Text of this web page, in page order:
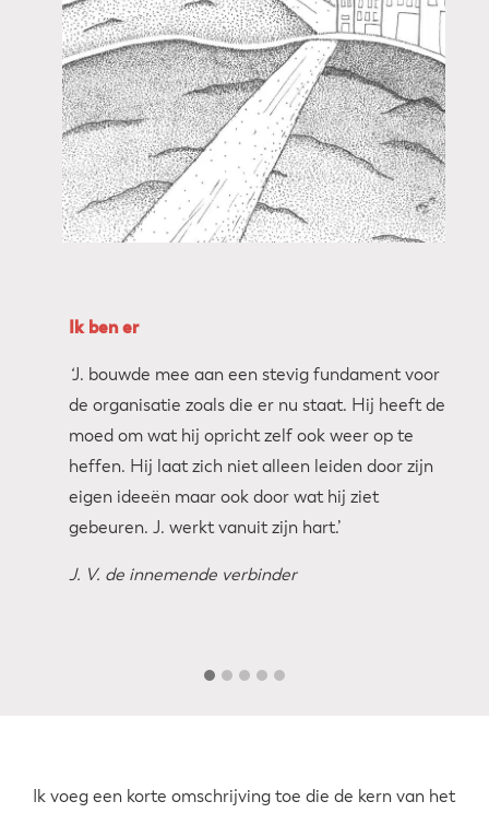
Ik ben er
J. bouwde mee aan een stevig fundament voor
de organisatie zoals die er nu staat. Hij heeft de
moed om wat hij opricht zelf ook weer op te
heffen. Hij laat zich niet alleen leiden door zijn
eigen ideeën maar ook door wat hij ziet
gebeuren. J. werkt vanuit zijn hart.’
J. V. de innemende verbinder
Nex
Ik voeg een korte omschrijving toe die de kern van het